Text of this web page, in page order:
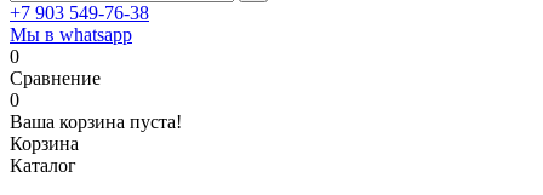
+7 903 549-76-38
Мы в whatsapp
0
Сравнение
0
Ваша корзина пуста!
Корзина
Каталог